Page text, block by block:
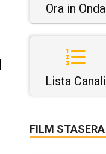
Ora in Onda
Lista Canali
FILM STASERA